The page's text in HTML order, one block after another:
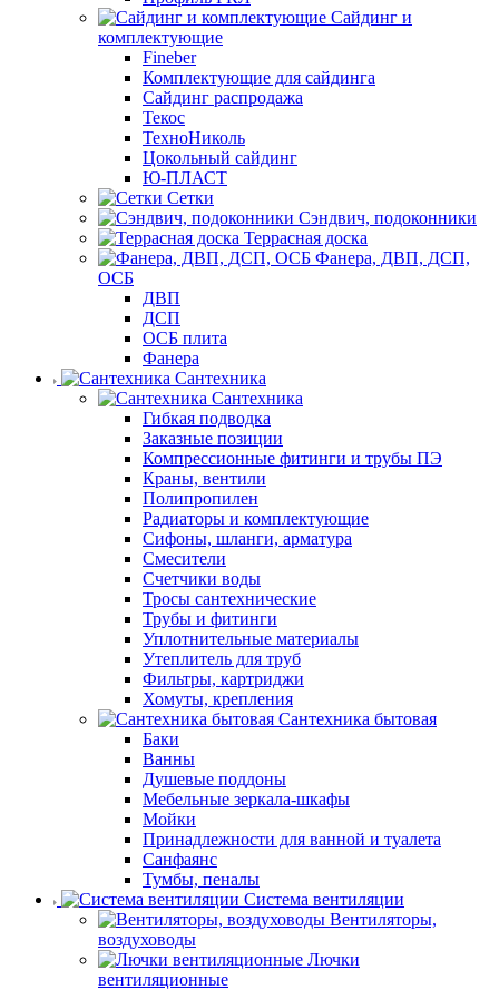
Сайдинг и
комплектующие
Fineber
Комплектующие для сайдинга
Сайдинг распродажа
Текос
ТехноНиколь
Цокольный сайдинг
Ю-ПЛАСТ
Сетки
Сэндвич, подоконники
Террасная доска
Фанера, ДВП, ДСП,
ОСБ
ДВП
ДСП
ОСБ плита
Фанера
Сантехника
Сантехника
Гибкая подводка
Заказные позиции
Компрессионные фитинги и трубы ПЭ
Краны, вентили
Полипропилен
Радиаторы и комплектующие
Сифоны, шланги, арматура
Смесители
Счетчики воды
Тросы сантехнические
Трубы и фитинги
Уплотнительные материалы
Утеплитель для труб
Фильтры, картриджи
Хомуты, крепления
Сантехника бытовая
Баки
Ванны
Душевые поддоны
Мебельные зеркала-шкафы
Мойки
Принадлежности для ванной и туалета
Санфаянс
Тумбы, пеналы
Система вентиляции
Вентиляторы,
воздуховоды
Лючки
вентиляционные